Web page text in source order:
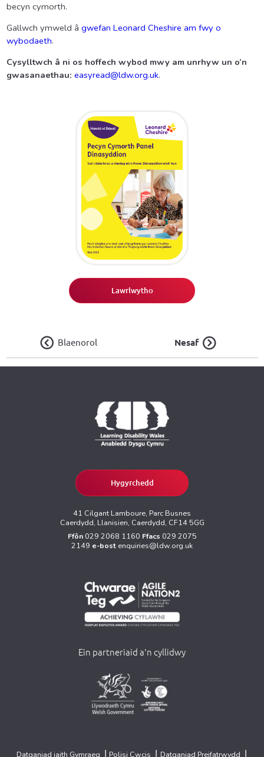
becyn cymorth.
Gallwch ymweld â gwefan Leonard Cheshire am fwy o
wybodaeth.
Cysylltwch â ni os hoffech wybod mwy am unrhyw un o’n
gwasanaethau: easyread@ldw.org.uk.
Lawrlwytho
Blaenorol Nesaf
Hygyrchedd
41 Cilgant Lamboure, Parc Busnes
Caerdydd, Llanisien, Caerdydd, CF14 5GG
Ffôn 029 2068 1160 Ffacs 029 2075
2149 e-bost enquiries@ldw.org.uk
Ein partneriaid a'n cyllidwy
Datganiad iaith Gymraeg Polisi Cwcis Datganiad Preifatrwydd